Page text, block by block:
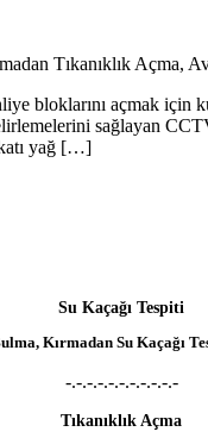
bloklarını açmak
sağlayan
yağ […]
Su Kaçağı Tespiti
Kırmadan Su Kaçağı
-.-.-.-.-.-.-.-.-.-.-
Tıkanıklık Açma